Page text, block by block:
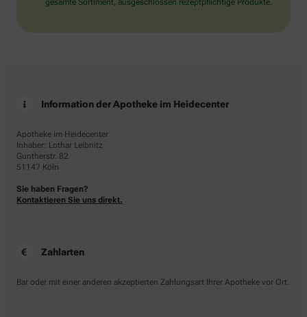
Information der Apotheke im Heidecenter
Apotheke im Heidecenter
Inhaber: Lothar Leibnitz
Guntherstr. 82
51147 Köln
Sie haben Fragen?
Kontaktieren Sie uns direkt.
Zahlarten
Bar oder mit einer anderen akzeptierten Zahlungsart Ihrer Apotheke vor Ort.